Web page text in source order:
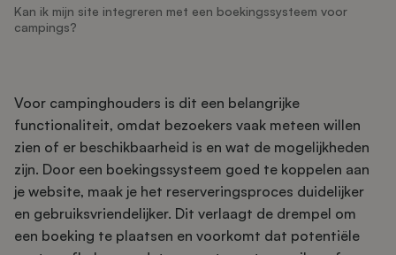
Kan ik mijn site integreren met een boekingssysteem voor
campings?
Voor campinghouders is dit een belangrijke
functionaliteit, omdat bezoekers vaak meteen willen
zien of er beschikbaarheid is en wat de mogelijkheden
zijn. Door een boekingssysteem goed te koppelen aan
je website, maak je het reserveringsproces duidelijker
en gebruiksvriendelijker. Dit verlaagt de drempel om
een boeking te plaatsen en voorkomt dat potentiële